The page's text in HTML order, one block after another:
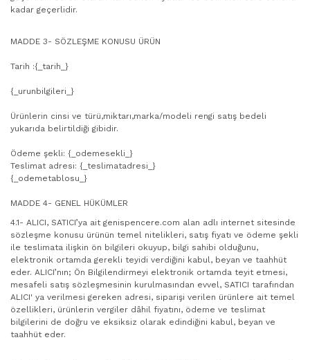
kadar geçerlidir.
MADDE 3- SÖZLEŞME KONUSU ÜRÜN
Tarih :{_tarih_}
{_urunbilgileri_}
Ürünlerin cinsi ve türü,miktarı,marka/modeli rengi satış bedeli
yukarıda belirtildiği gibidir.
Ödeme şekli: {_odemesekli_}
Teslimat adresi: {_teslimatadresi_}
{_odemetablosu_}
MADDE 4- GENEL HÜKÜMLER
4.1- ALICI, SATICI’ya ait genispencere.com alan adlı internet sitesinde
sözleşme konusu ürünün temel nitelikleri, satış fiyatı ve ödeme şekli
ile teslimata ilişkin ön bilgileri okuyup, bilgi sahibi olduğunu,
elektronik ortamda gerekli teyidi verdiğini kabul, beyan ve taahhüt
eder. ALICI’nın; Ön Bilgilendirmeyi elektronik ortamda teyit etmesi,
mesafeli satış sözleşmesinin kurulmasından evvel, SATICI tarafından
ALICI' ya verilmesi gereken adresi, siparişi verilen ürünlere ait temel
özellikleri, ürünlerin vergiler dâhil fiyatını, ödeme ve teslimat
bilgilerini de doğru ve eksiksiz olarak edindiğini kabul, beyan ve
taahhüt eder.